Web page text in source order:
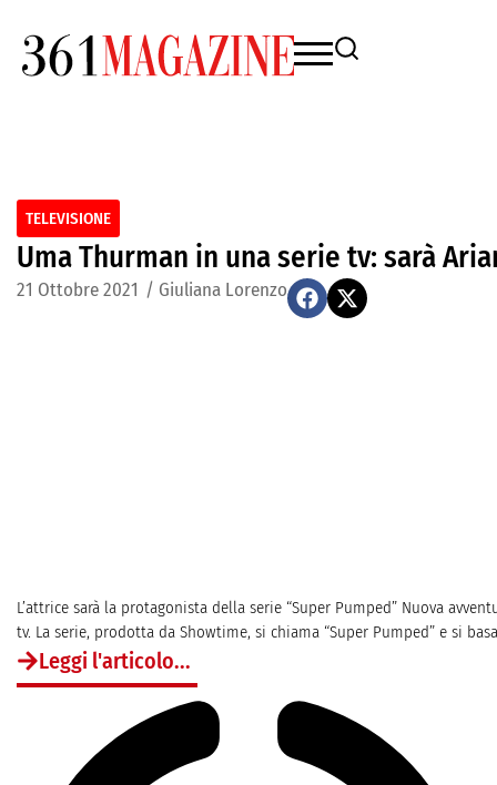
TELEVISIONE
Uma Thurman in una serie tv: sarà
21 Ottobre 2021 / Giuliana Lorenzo
L’attrice sarà la protagonista della serie “Super Pumped” Nuova
tv. La serie, prodotta da Showtime, si chiama “Super Pumped” e si
Leggi l'articolo...